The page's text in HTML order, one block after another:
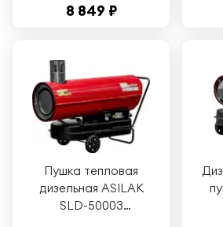
8 849 ₽
Пушка тепловая
дизельная ASILAK
SLD-50003